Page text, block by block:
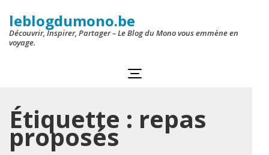
leblogdumono.be
Découvrir, Inspirer, Partager – Le Blog du Mono vous emmène en
voyage.
Étiquette : repas
proposés